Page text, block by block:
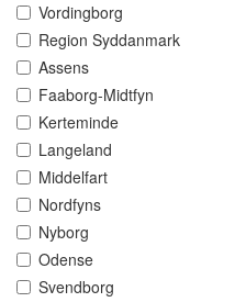
Vordingborg
Region Syddanmark
Assens
Faaborg-Midtfyn
Kerteminde
Langeland
Middelfart
Nordfyns
Nyborg
Odense
Svendborg